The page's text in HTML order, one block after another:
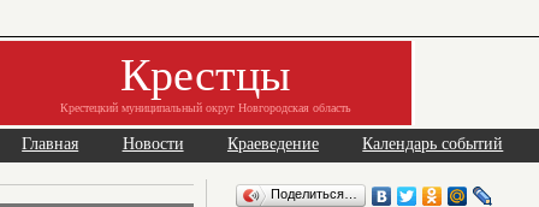
Крестцы
Крестецкий муниципальный округ Новгородская область
Главная Новости Краеведение Календарь событий
Поделиться…